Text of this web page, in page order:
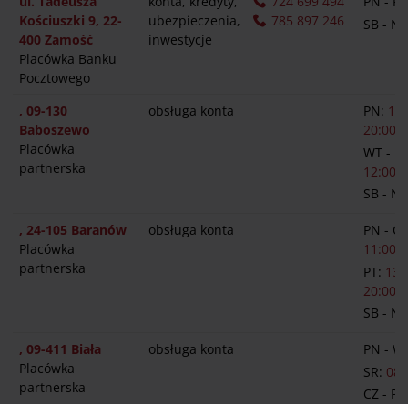
Kościuszki 9, 22-
400 Zamość
Placówka Banku
Pocztowego
ubezpieczenia,
inwestycje
785 897 246
SB -
, 09-130
Baboszewo
Placówka
partnerska
obsługa konta PN:
20:00
WT -
12:00-
SB -
, 24-105 Baranów
Placówka
partnerska
obsługa konta
PN -
11:00-
PT:
20:00
SB -
, 09-411 Biała
Placówka
partnerska
obsługa konta
PN -
SR:
CZ -